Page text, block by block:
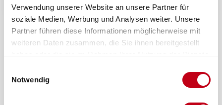
Verwendung unserer Website an unsere Partner für
soziale Medien, Werbung und Analysen weiter. Unsere
Partner führen diese Informationen möglicherweise mit
weiteren Daten zusammen, die Sie ihnen bereitgestellt
Notwendig